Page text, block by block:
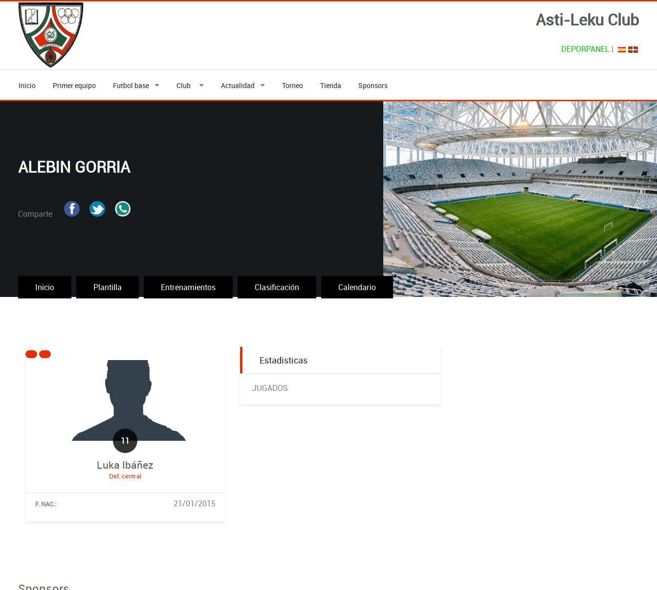
Asti-Leku Club
DEPORPANEL |
Inicio Primer equipo Futbol base Club Actualidad Torneo Tienda Sponsors
ALEBIN GORRIA
Comparte
Inicio Plantilla Entrenamientos Clasificación Calendario
11
Luka Ibáñez
Def. central
F. NAC.: 21/01/2015
Estadisticas
JUGADOS